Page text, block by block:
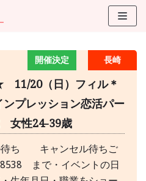
長崎
開催決定
11/20（日）フィル＊
プレッション恋活パー
女性24-39歳
待ち キャンセル待ちご
まで・イベントの日